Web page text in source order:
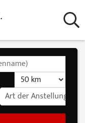
Art der Anstellung